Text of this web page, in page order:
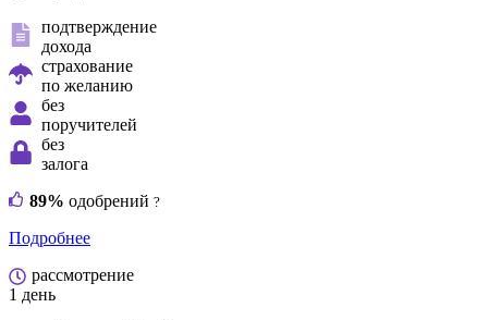
подтверждение
дохода
страхование
по желанию
без
поручителей
без
залога
89% одобрений ?
Подробнее
рассмотрение
1 день